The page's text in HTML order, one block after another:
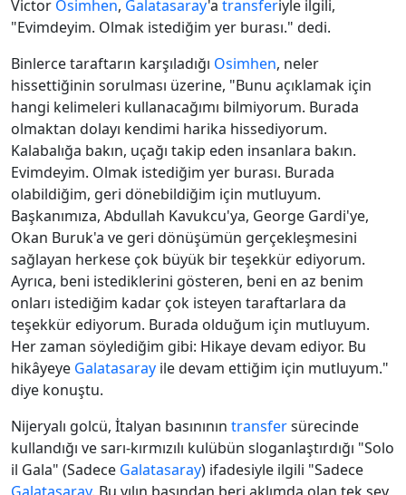
Victor Osimhen, Galatasaray'a transferiyle ilgili,
"Evimdeyim. Olmak istediğim yer burası." dedi.
Binlerce taraftarın karşıladığı Osimhen, neler
hissettiğinin sorulması üzerine, "Bunu açıklamak için
hangi kelimeleri kullanacağımı bilmiyorum. Burada
olmaktan dolayı kendimi harika hissediyorum.
Kalabalığa bakın, uçağı takip eden insanlara bakın.
Evimdeyim. Olmak istediğim yer burası. Burada
olabildiğim, geri dönebildiğim için mutluyum.
Başkanımıza, Abdullah Kavukcu'ya, George Gardi'ye,
Okan Buruk'a ve geri dönüşümün gerçekleşmesini
sağlayan herkese çok büyük bir teşekkür ediyorum.
Ayrıca, beni istediklerini gösteren, beni en az benim
onları istediğim kadar çok isteyen taraftarlara da
teşekkür ediyorum. Burada olduğum için mutluyum.
Her zaman söylediğim gibi: Hikaye devam ediyor. Bu
hikâyeye Galatasaray ile devam ettiğim için mutluyum."
diye konuştu.
Nijeryalı golcü, İtalyan basınının transfersürecinde
kullandığı ve sarı-kırmızılı kulübün sloganlaştırdığı "Solo
il Gala" (Sadece Galatasaray) ifadesiyle ilgili "Sadece